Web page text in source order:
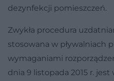
dezynfekcji pomieszczeń.
Zwykła procedura
stosowana w pływalniach
wymaganiami
dnia 9 listopada 2015 r. jest